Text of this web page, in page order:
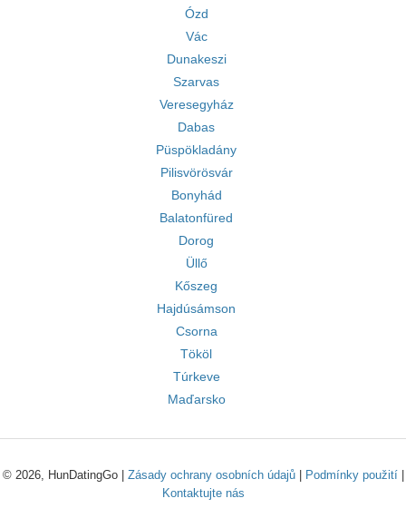
Ózd
Vác
Dunakeszi
Szarvas
Veresegyház
Dabas
Püspökladány
Pilisvörösvár
Bonyhád
Balatonfüred
Dorog
Üllő
Kőszeg
Hajdúsámson
Csorna
Tököl
Túrkeve
Maďarsko
© 2026, HunDatingGo | Zásady ochrany osobních údajů| Podmínky použití|
Kontaktujte nás